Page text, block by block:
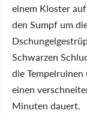
einem Kloster
den Sumpf um
Schwarzen
die
einen
Minuten dauert.